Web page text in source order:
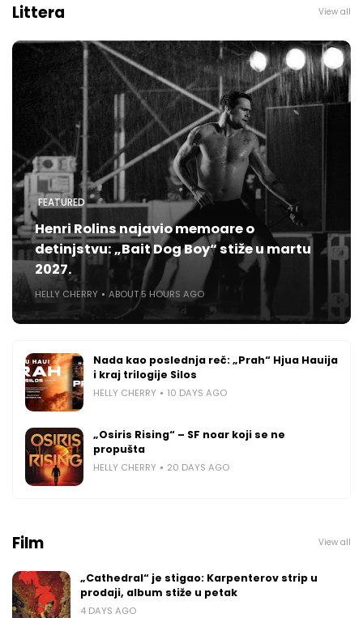
Littera View all
FEATURED
Henri Rolins najavio memoare o
detinjstvu: „Bait Dog Boy“ stiže u martu
2027.
HELLY CHERRY ABOUT 5 HOURS AGO
Nada kao poslednja reč: „Prah“ Hjua Hauija
i kraj trilogije Silos
HELLY CHERRY 10 DAYS AGO
„Osiris Rising“ – SF noar koji se ne
propušta
HELLY CHERRY 20 DAYS AGO
Film View all
„Cathedral“ je stigao: Karpenterov strip u
prodaji, album stiže u petak
4 DAYS AGO